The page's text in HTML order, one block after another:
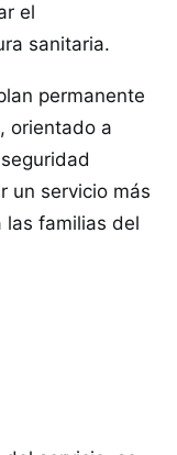
el
sanitaria.
permanente
orientado a
un servicio más
familias del